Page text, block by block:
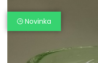
Novinka